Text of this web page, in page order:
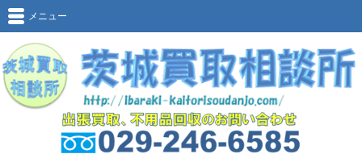
メニュー